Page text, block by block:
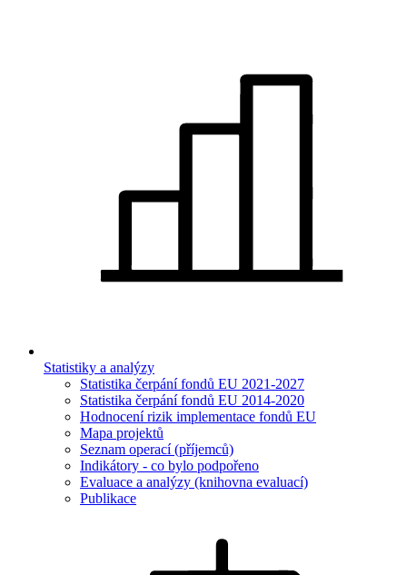
Statistiky a analýzy
Statistika čerpání fondů EU 2021-2027
Statistika čerpání fondů EU 2014-2020
Hodnocení rizik implementace fondů EU
Mapa projektů
Seznam operací (příjemců)
Indikátory - co bylo podpořeno
Evaluace a analýzy (knihovna evaluací)
Publikace